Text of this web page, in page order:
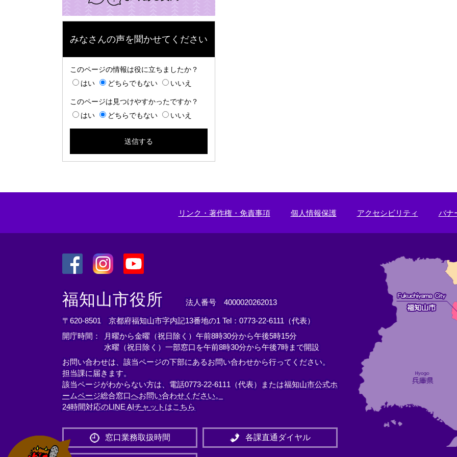
みなさんの声を聞かせてください
このページの情報は役に立ちましたか？
はい
どちらでもない いいえ
このページは見つけやすかったですか？
はい
どちらでもない いいえ
リンク・著作権・免責事項 個人情報保護 アクセシビリティ バナ
外
部
リ
ン
ク
外
部
リ
ン
ク
外
部
リ
ン
ク
＞
福知山市役所 法人番号 4000020262013
〒620-8501 京都府福知山市字内記13番地の1 Tel：0773-22-6111（代表）
開庁時間： 月曜から金曜（祝日除く）午前8時30分から午後5時15分
水曜（祝日除く）一部窓口を午前8時30分から午後7時まで開設
お問い合わせは、該当ページの下部にあるお問い合わせから行ってください。
担当課に届きます。
該当ページがわからない方は、電話0773-22-6111（代表）または福知山市公式ホ
ームページ総合窓口へお問い合わせください。
24時間対応のLINE AIチャットはこちら
外
部
リ
窓口業務取扱時間 各課直通ダイヤル